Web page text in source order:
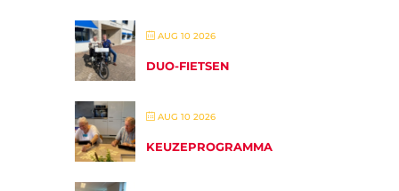
AUG 10 2026
DUO-FIETSEN
AUG 10 2026
KEUZEPROGRAMMA